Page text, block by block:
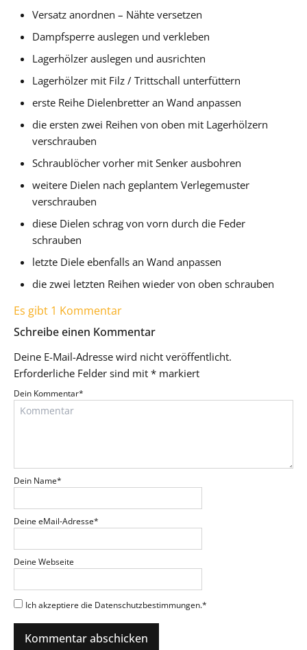
Versatz anordnen – Nähte versetzen
Dampfsperre auslegen und verkleben
Lagerhölzer auslegen und ausrichten
Lagerhölzer mit Filz / Trittschall unterfüttern
erste Reihe Dielenbretter an Wand anpassen
die ersten zwei Reihen von oben mit Lagerhölzern
verschrauben
Schraublöcher vorher mit Senker ausbohren
weitere Dielen nach geplantem Verlegemuster
verschrauben
diese Dielen schrag von vorn durch die Feder
schrauben
letzte Diele ebenfalls an Wand anpassen
die zwei letzten Reihen wieder von oben schrauben
Es gibt 1 Kommentar
Schreibe einen Kommentar
Deine E-Mail-Adresse wird nicht veröffentlicht.
Erforderliche Felder sind mit * markiert
Dein Kommentar*
Dein Name*
Deine eMail-Adresse*
Deine Webseite
Ich akzeptiere die Datenschutzbestimmungen.*